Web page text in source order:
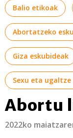
Balio etikoak
Abortatzeko
Giza eskubideak
Sexu eta
Abortu
2022ko